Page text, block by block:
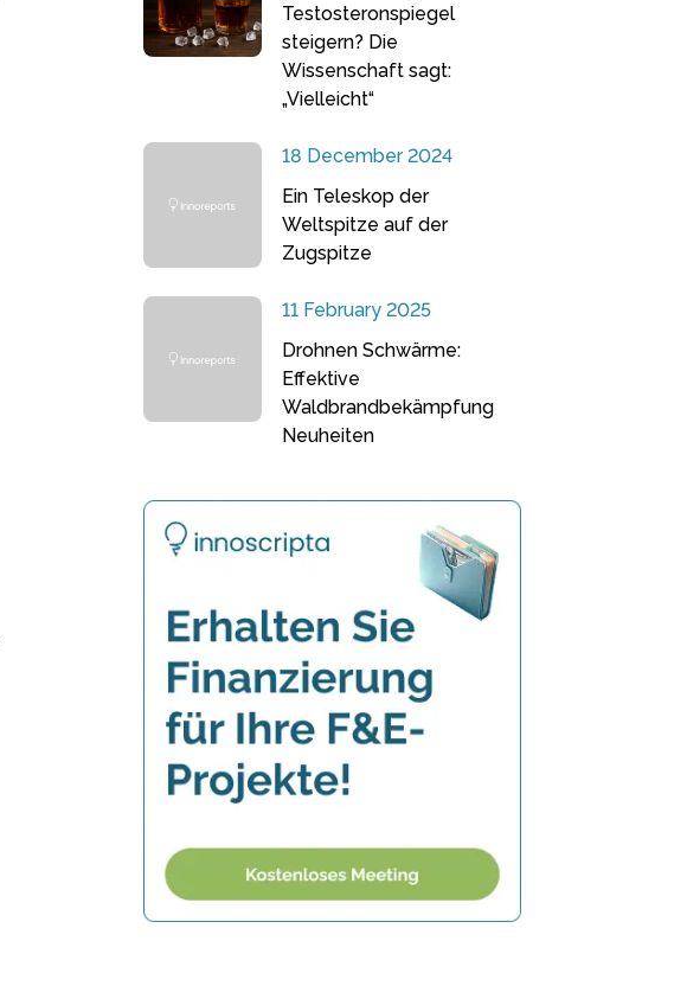
Testosteronspiegel
steigern? Die
Wissenschaft sagt:
„Vielleicht“
18 December 2024
Ein Teleskop der
Weltspitze auf der
Zugspitze
11 February 2025
Drohnen Schwärme:
Effektive
Waldbrandbekämpfung
Neuheiten